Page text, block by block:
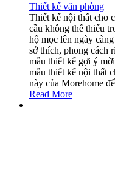
Thiết kế văn phòng
Thiết kế nội thất cho
cầu không thể thiếu
hộ mọc lên ngày
sở thích, phong cách
mẫu thiết kế gợi ý
mẫu thiết kế nội thất
này của Morehome
Read More